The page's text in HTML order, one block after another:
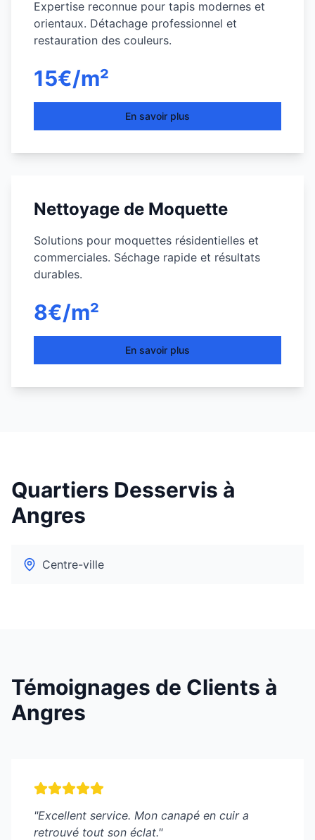
Expertise reconnue pour tapis modernes et
orientaux. Détachage professionnel et
restauration des couleurs.
15€/m²
En savoir plus
Nettoyage de Moquette
Solutions pour moquettes résidentielles et
commerciales. Séchage rapide et résultats
durables.
8€/m²
En savoir plus
Quartiers Desservis à
Angres
Centre-ville
Témoignages de Clients à
Angres
"Excellent service. Mon canapé en cuir a
retrouvé tout son éclat."